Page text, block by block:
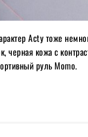
Acty тоже
черная кожа с
руль Momo.